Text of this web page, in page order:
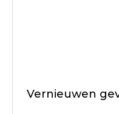
Vernieuwen